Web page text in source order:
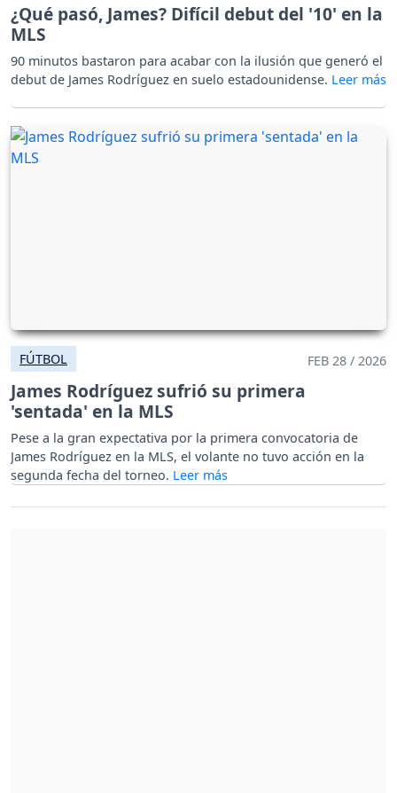
¿Qué pasó, James? Difícil debut del '10' en la
MLS
90 minutos bastaron para acabar con la ilusión que generó el
debut de James Rodríguez en suelo estadounidense.
FÚTBOL FEB 28 / 2026
James Rodríguez sufrió su primera
'sentada' en la MLS
Pese a la gran expectativa por la primera convocatoria de
James Rodríguez en la MLS, el volante no tuvo acción en la
segunda fecha del torneo.